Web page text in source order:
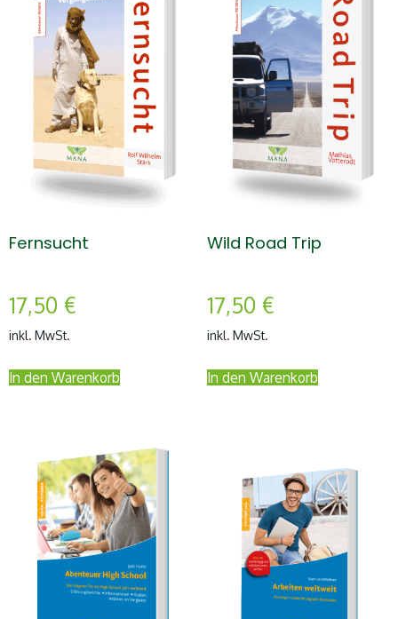
Fernsucht
17,50 €
inkl. MwSt.
In den Warenkorb
Wild Road Trip
17,50 €
inkl. MwSt.
In den Warenkorb